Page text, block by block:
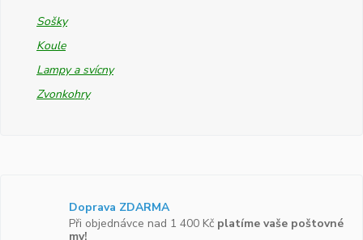
Sošky
Koule
Lampy a svícny
Zvonkohry
Doprava ZDARMA
Při objednávce nad 1 400 Kč platíme vaše poštovné
my!